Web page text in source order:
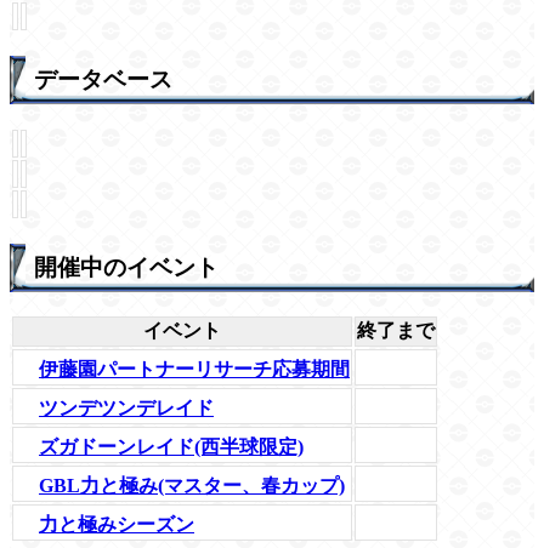
データベース
開催中のイベント
イベント
終了まで
伊藤園パートナーリサーチ応募期間
ツンデツンデレイド
ズガドーンレイド(西半球限定)
GBL力と極み(マスター、春カップ)
力と極みシーズン